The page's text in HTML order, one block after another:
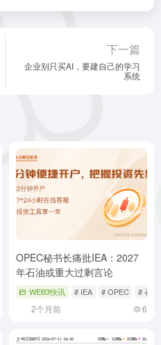
下一篇
企业别只买AI，要建自己的学习
系统
# 加密货币
OPEC秘书长痛批IEA：2027
年石油或重大过剩言论
WEB3快讯 # IEA # OPEC # 石
2个月前 6